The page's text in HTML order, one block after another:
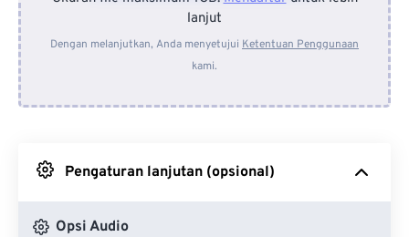
Dari Perangkat
Dari Dropbox
lanjut
Dengan melanjutkan, Anda menyetujui Ketentuan Penggunaan
kami.
Pengaturan lanjutan (opsional)
Opsi Audio